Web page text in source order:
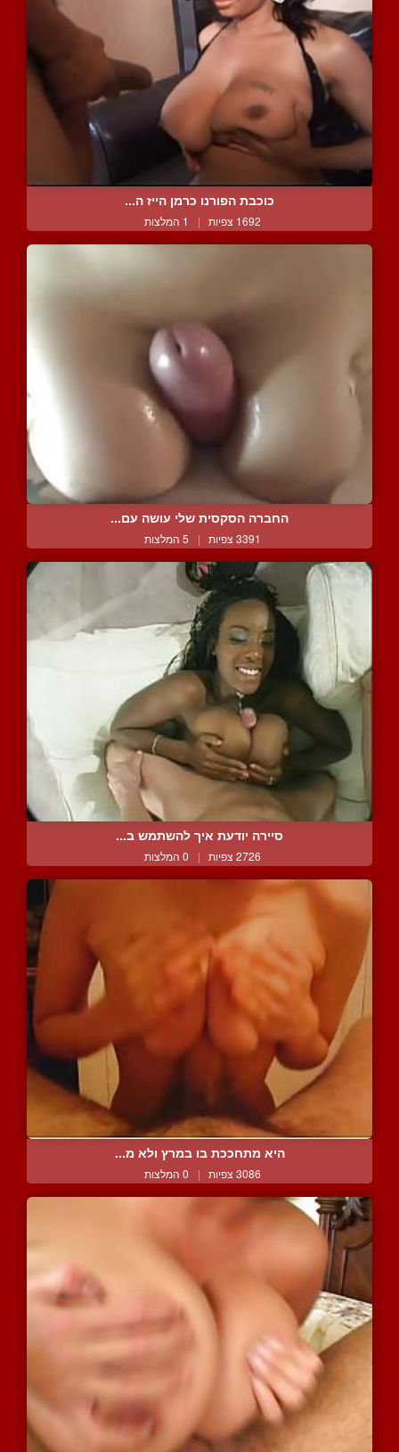
כוכבת הפורנו כרמן הייז ה...
1692 צפיות | 1 המלצות
החברה הסקסית שלי עושה עם...
3391 צפיות | 5 המלצות
סיירה יודעת איך להשתמש ב...
2726 צפיות | 0 המלצות
היא מתחככת בו במרץ ולא מ...
3086 צפיות | 0 המלצות